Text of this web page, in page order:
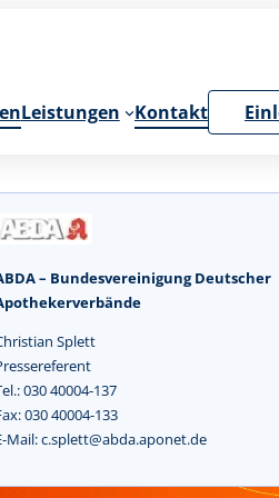
Leistungen Kontakt
– Bundesvereinigung Deutscher
Splett
030 40004-137
030 40004-133
Mail: c.splett@abda.aponet.de